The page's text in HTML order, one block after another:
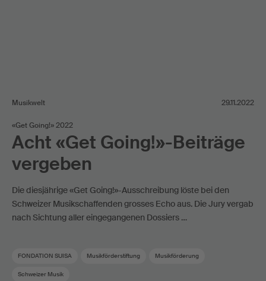
Musikwelt 29.11.2022
«Get Going!» 2022
Acht «Get Going!»-Beiträge
vergeben
Die diesjährige «Get Going!»-Ausschreibung löste bei den
Schweizer Musikschaffenden grosses Echo aus. Die Jury vergab
nach Sichtung aller eingegangenen Dossiers …
FONDATION SUISA Musikförderstiftung Musikförderung
Schweizer Musik